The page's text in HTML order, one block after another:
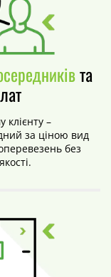
та
клієнту –
за ціною вид
без